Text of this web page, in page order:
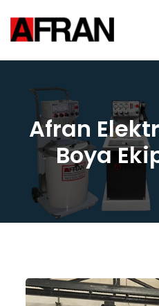
Afran
Boya